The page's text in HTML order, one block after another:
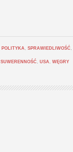
POLITYKA , SPRAWIEDLIWOŚĆ ,
SUWERENNOŚĆ , USA , WĘGRY